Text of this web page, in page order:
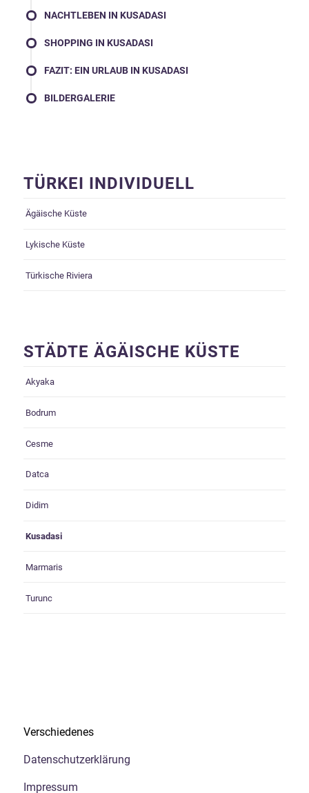
NACHTLEBEN IN KUSADASI
SHOPPING IN KUSADASI
FAZIT: EIN URLAUB IN KUSADASI
BILDERGALERIE
TÜRKEI INDIVIDUELL
Ägäische Küste
Lykische Küste
Türkische Riviera
STÄDTE ÄGÄISCHE KÜSTE
Akyaka
Bodrum
Cesme
Datca
Didim
Kusadasi
Marmaris
Turunc
Verschiedenes
Datenschutzerklärung
Impressum